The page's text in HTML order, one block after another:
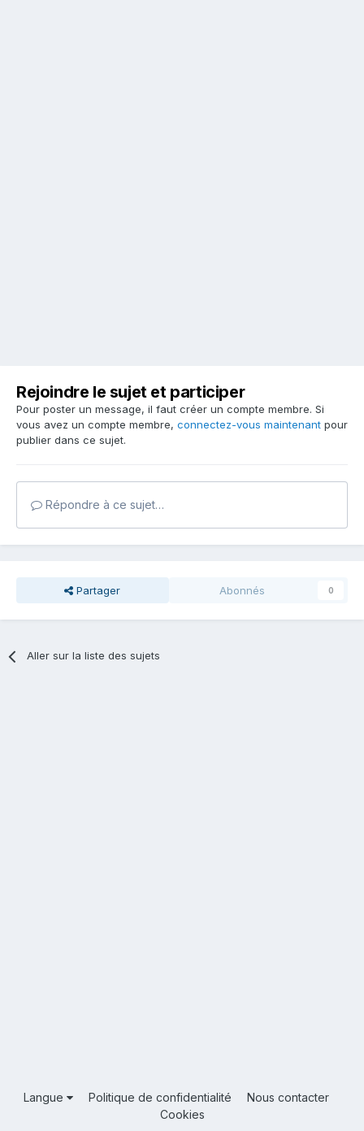
Rejoindre le sujet et participer
Pour poster un message, il faut créer un compte membre. Si
vous avez un compte membre, connectez-vous maintenant pour
publier dans ce sujet.
Répondre à ce sujet…
Partager Abonnés 0
Aller sur la liste des sujets
Langue Politique de confidentialité
Nous contacter
Cookies